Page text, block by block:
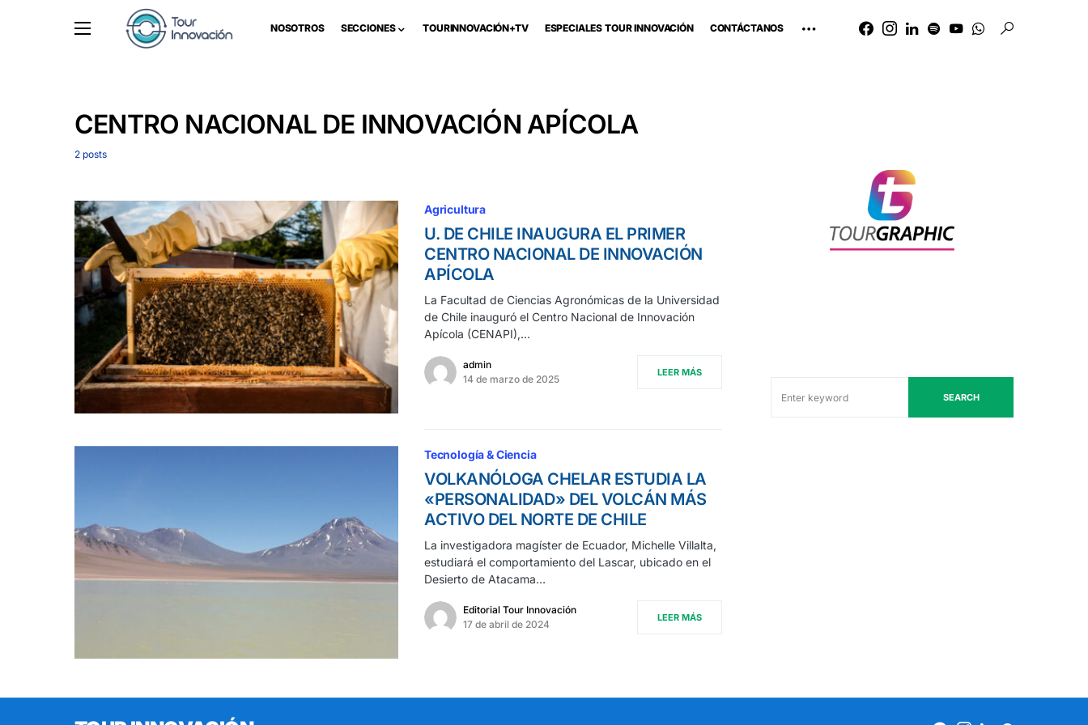
NOSOTROS SECCIONES TOURINNOVACIÓN+TV ESPECIALES TOUR INNOVACIÓN CONTÁCTANOS
CENTRO NACIONAL DE INNOVACIÓN APÍCOLA
2 posts
Agricultura
U. DE CHILE INAUGURA EL PRIMER
CENTRO NACIONAL DE INNOVACIÓN
APÍCOLA
La Facultad de Ciencias Agronómicas de la Universidad
de Chile inauguró el Centro Nacional de Innovación
Apícola (CENAPI),…
admin
14 de marzo de 2025
LEER MÁS
Tecnología & Ciencia
VOLKANÓLOGA CHELAR ESTUDIA LA
«PERSONALIDAD» DEL VOLCÁN MÁS
ACTIVO DEL NORTE DE CHILE
La investigadora magíster de Ecuador, Michelle Villalta,
estudiará el comportamiento del Lascar, ubicado en el
Desierto de Atacama…
Editorial Tour Innovación
17 de abril de 2024
LEER MÁS
SEARCH